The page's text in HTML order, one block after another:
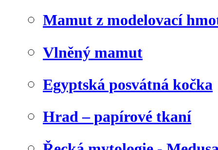
Mamut z modelovací
Vlněný mamut
Egyptská posvátná kočka
Hrad – papírové tkaní